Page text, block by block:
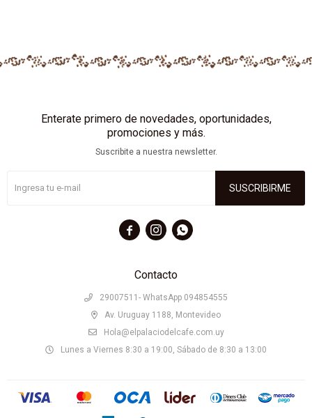
Contacto
29007511- WhatsApp 094854555
Av. Uruguay 1188, Montevideo
Hola@elpalaciodelcafe.com.uy
Lunes a Viernes 8:30 a 19:00, Sábado de 8:30 a 13:00
Enterate primero de novedades, oportunidades,
promociones y más.
Suscribite a nuestra newsletter.
SUSCRIBIRME
  